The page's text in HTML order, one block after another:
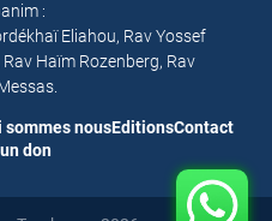
:
Eliahou, Rav Yossef
Haïm Rozenberg, Rav
sommes nousEditionsContact
don